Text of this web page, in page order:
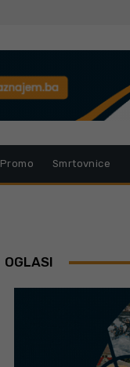
Promo Smrtovnice
OGLASI